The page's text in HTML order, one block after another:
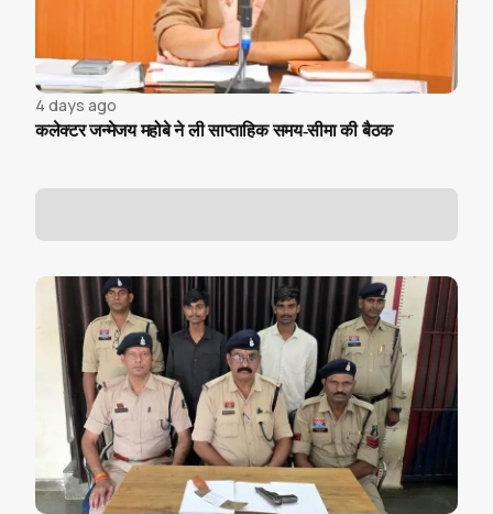
4 days ago
कलेक्टर जन्मेजय महोबे ने ली साप्ताहिक समय-सीमा की बैठक